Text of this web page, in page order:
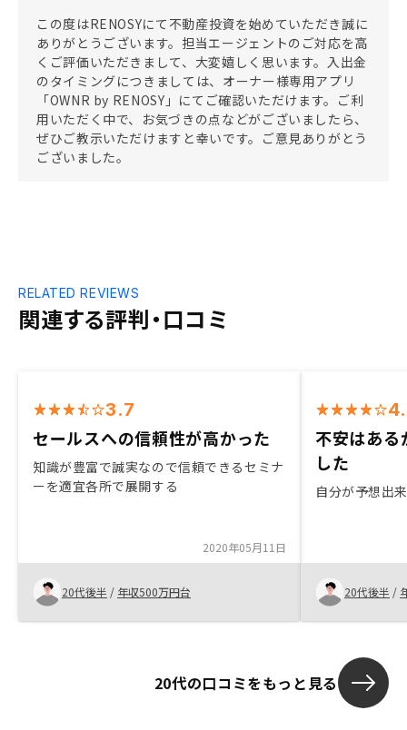
この度はRENOSYにて不動産投資を始めていただき誠に
ありがとうございます。担当エージェントのご対応を高
くご評価いただきまして、大変嬉しく思います。入出金
のタイミングにつきましては、オーナー様専用アプリ
「OWNR by RENOSY」にてご確認いただけます。ご利
用いただく中で、お気づきの点などがございましたら、
ぜひご教示いただけますと幸いです。ご意見ありがとう
ございました。
関連する評判・口コミ
RELATED REVIEWS
3.7
セールスへの信頼性が高かった
知識が豊富で誠実なので信頼できるセミナ
ーを適宜各所で展開する
2020年05月11日
20代後半 / 年収500万円台
不安はあ
した
自分が予想出
20代後半 /
20代の口コミをもっと見る